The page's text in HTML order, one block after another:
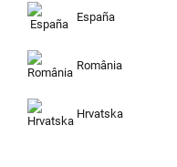
España
România
Hrvatska